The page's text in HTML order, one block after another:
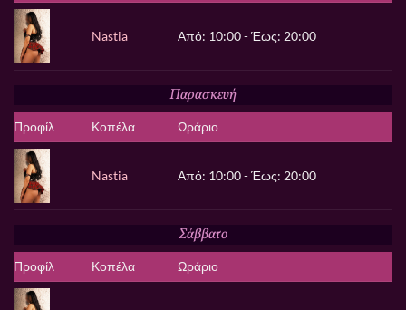
Nastia Από: 10:00 - Έως: 20:00
Παρασκευή
Προφίλ Κοπέλα Ωράριο
Nastia Από: 10:00 - Έως: 20:00
Σάββατο
Προφίλ Κοπέλα Ωράριο